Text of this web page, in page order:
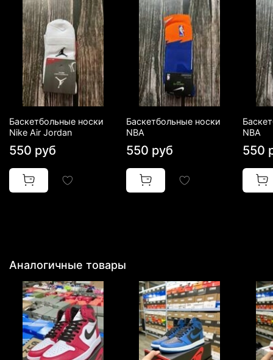
Магазин FUTBASKET.RU
предлагает всем
потенциальным
клиентам
огромный
выбор баскетбольных
кроссовок
от ТОПовых
спортивных брендов.
Также у нас Вы можете
найти
баскетбольные
компрессионные
наколенники для игры в
баскетбол и другие
новинкинашего каталога
Баскетбольные носки
Nike Air Jordan
550 руб
Баскетбольные носки
NBA
550 руб
NBA
550
Аналогичные товары